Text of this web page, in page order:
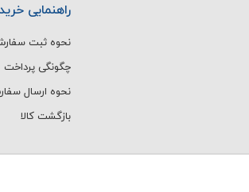
راهنمایی
نحوه ثبت
چگونگی پرداخت
نحوه ارسال
بازگشت کالا